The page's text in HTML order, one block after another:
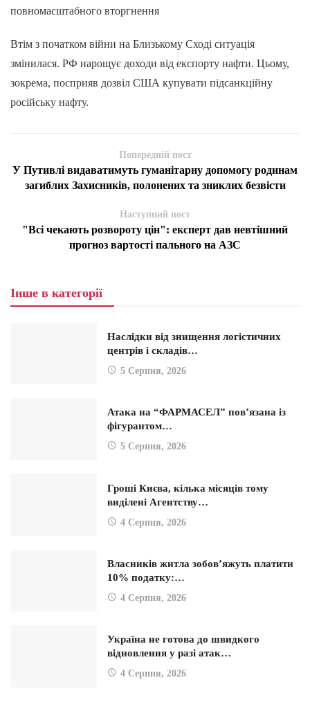
повномасштабного вторгнення
Втім з початком війни на Близькому Сході ситуація
змінилася. РФ нарощує доходи від експорту нафти. Цьому,
зокрема, посприяв дозвіл США купувати підсанкційну
російську нафту.
Попередній пост
У Путивлі видаватимуть гуманітарну допомогу родинам
загиблих Захисників, полонених та зниклих безвісти
Наступний пост
"Всі чекають розвороту цін": експерт дав невтішний
прогноз вартості пального на АЗС
Інше в категорії
Наслідки від знищення логістичних
центрів і складів…
5 Серпня, 2026
Атака на “ФАРМАСЕЛ” пов’язана із
фігурантом…
5 Серпня, 2026
Гроші Києва, кілька місяців тому
виділені Агентству…
4 Серпня, 2026
Власників житла зобов’яжуть платити
10% податку:…
4 Серпня, 2026
Україна не готова до швидкого
відновлення у разі атак…
4 Серпня, 2026